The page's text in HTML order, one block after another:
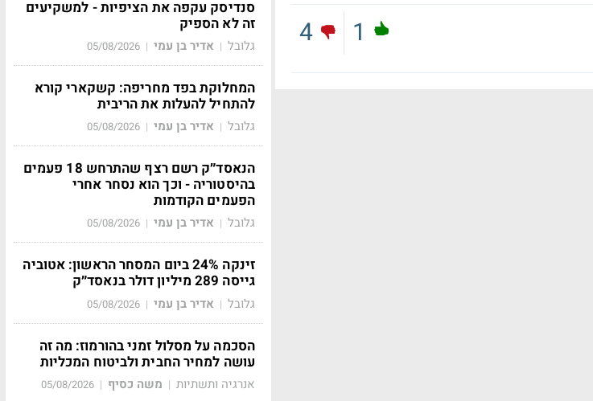
1
4
סנדיסק עקפה את הציפיות - למשקיעים
זה לא הספיק
גלובל | אדיר בן עמי |
05/08/2026
המחלוקת בפד מחריפה: קשקארי קורא
להתחיל להעלות את הריבית
גלובל | אדיר בן עמי |
05/08/2026
הנאסד״ק רשם רצף שהתרחש 18 פעמים
בהיסטוריה - וכך הוא נסחר אחרי
הפעמים הקודמות
גלובל | אדיר בן עמי |
05/08/2026
זינקה 24% ביום המסחר הראשון: אטוביה
גייסה 289 מיליון דולר בנאסד״ק
גלובל | אדיר בן עמי |
05/08/2026
הסכמה על מסלול זמני בהורמוז: מה זה
עושה למחיר החבית ולביטוח המכליות
אנרגיה ותשתיות | משה כסיף |
05/08/2026